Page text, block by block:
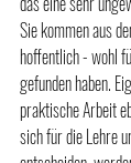
Sie kommen aus
hoffentlich - wohl
gefunden haben.
praktische Arbeit
sich für die Lehre